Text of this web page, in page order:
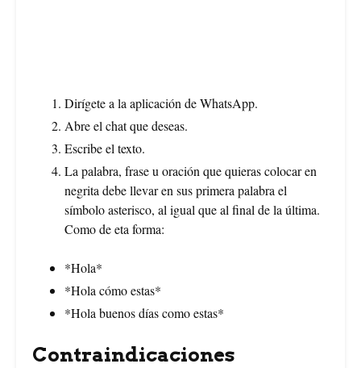
Dirígete a la aplicación de WhatsApp.
Abre el chat que deseas.
Escribe el texto.
La palabra, frase u oración que quieras colocar en
negrita debe llevar en sus primera palabra el
símbolo asterisco, al igual que al final de la última.
Como de eta forma:
*Hola*
*Hola cómo estas*
*Hola buenos días como estas*
Contraindicaciones